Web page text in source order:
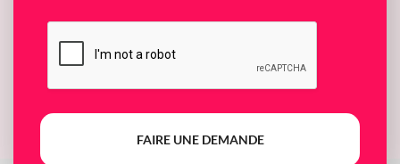
FAIRE UNE DEMANDE